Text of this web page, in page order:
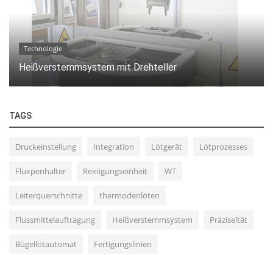
Technologie
Heißverstemmsystem mit Drehteller
TAGS
Druckeinstellung Integration Lötgerät Lötprozesses
Fluxpenhalter Reinigungseinheit WT
Leiterquerschnitte thermodenlöten
Flussmittelauftragung Heißverstemmsystem Präziseítät
Bügellötautomat Fertigungslinien